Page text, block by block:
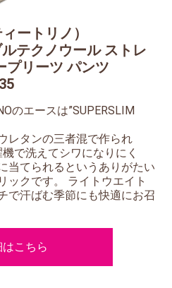
ートリノ）
テクノウール ストレ
プリーツ パンツ
のエースは”SUPERSLIM
レタンの三者混で作られ
で洗えてシワになりにく
当てられるというありがたい
ックです。 ライトウエイト
で汗ばむ季節にも快適にお召
こちら